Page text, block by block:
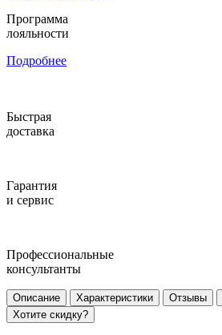
Программа
лояльности
Подробнее
Быстрая
доставка
Гарантия
и сервис
Профессиональные
консультанты
Описание Характеристики Отзывы
Хотите скидку?